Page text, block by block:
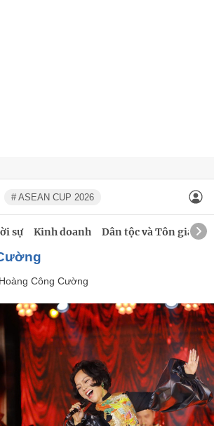
# ASEAN CUP 2026
sự Kinh doanh Dân tộc và Tôn giáo
Hoàng Công Cường